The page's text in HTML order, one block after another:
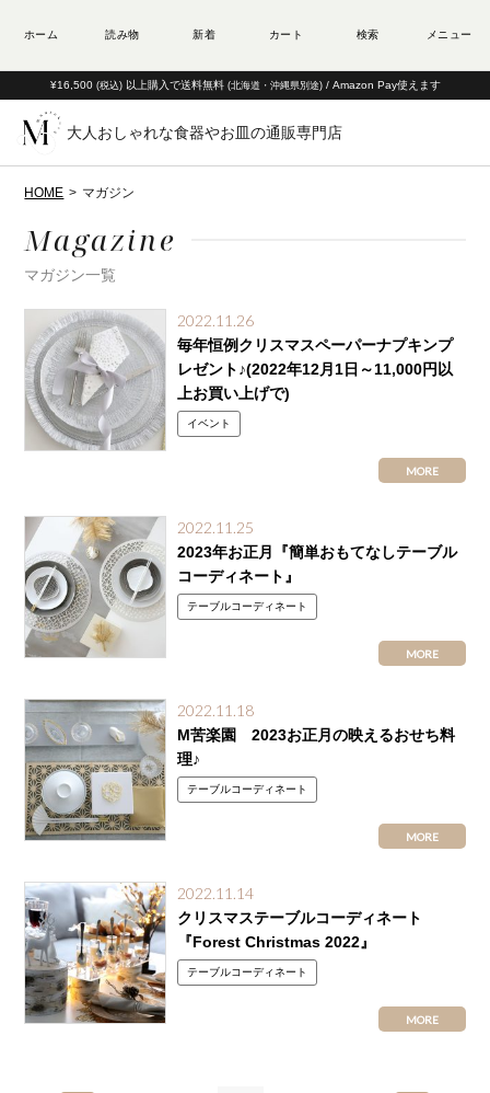
¥16,500 (税込) 以上購入で送料無料 (北海道・沖縄県別途) / Amazon Pay使えます
大人おしゃれな食器やお皿の通販専門店
HOME マガジン
Magazine
マガジン一覧
2022.11.26
毎年恒例クリスマスペーパーナプキンプ
レゼント♪(2022年12月1日～11,000円以
上お買い上げで)
イベント
MORE
2022.11.25
2023年お正月『簡単おもてなしテーブル
コーディネート』
テーブルコーディネート
MORE
2022.11.18
M苦楽園 2023お正月の映えるおせち料
理♪
テーブルコーディネート
MORE
2022.11.14
クリスマステーブルコーディネート
『Forest Christmas 2022』
テーブルコーディネート
MORE